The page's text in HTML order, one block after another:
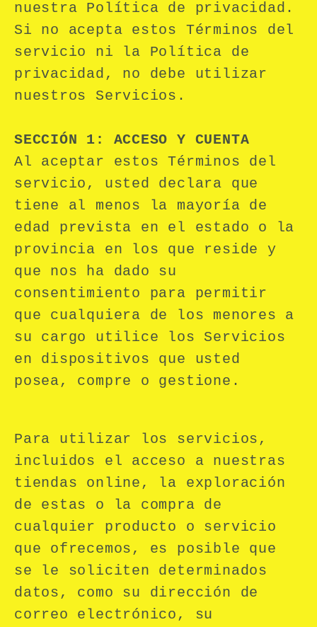
nuestra Política de privacidad.
Si no acepta estos Términos del
servicio ni la Política de
privacidad, no debe utilizar
nuestros Servicios.
SECCIÓN 1: ACCESO Y CUENTA
Al aceptar estos Términos del
servicio, usted declara que
tiene al menos la mayoría de
edad prevista en el estado o la
provincia en los que reside y
que nos ha dado su
consentimiento para permitir
que cualquiera de los menores a
su cargo utilice los Servicios
en dispositivos que usted
posea, compre o gestione.
Para utilizar los servicios,
incluidos el acceso a nuestras
tiendas online, la exploración
de estas o la compra de
cualquier producto o servicio
que ofrecemos, es posible que
se le soliciten determinados
datos, como su dirección de
correo electrónico, su